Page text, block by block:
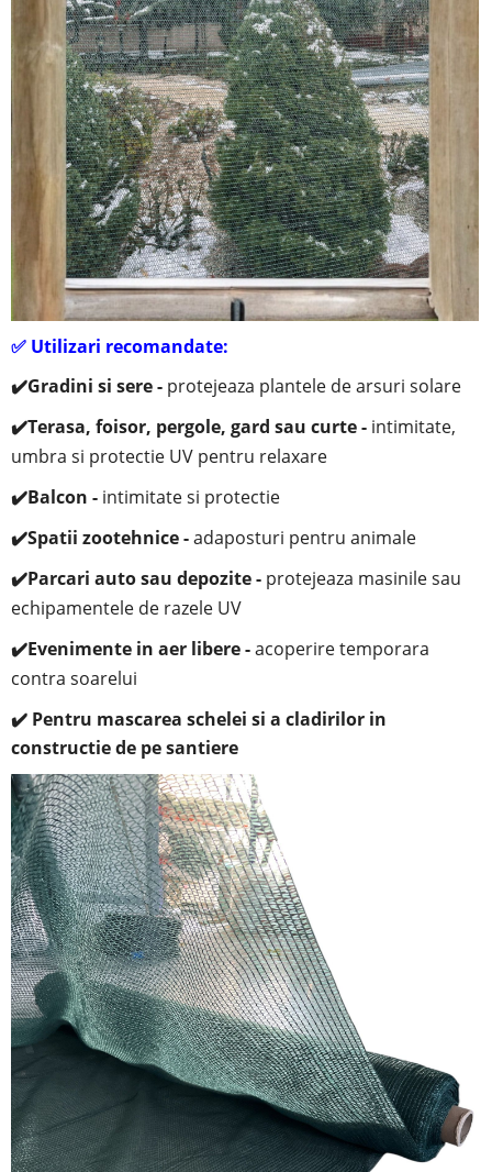
✅ Utilizari recomandate:
✔️Gradini si sere - protejeaza plantele de arsuri solare
✔️Terasa, foisor, pergole, gard sau curte - intimitate,
umbra si protectie UV pentru relaxare
✔️Balcon - intimitate si protectie
✔️Spatii zootehnice -adaposturi pentru animale
✔️Parcari auto sau depozite - protejeaza masinile sau
echipamentele de razele UV
✔️Evenimente in aer libere -acoperire temporara
contra soarelui
✔️ Pentru mascarea schelei si a cladirilor in
constructie de pe santiere